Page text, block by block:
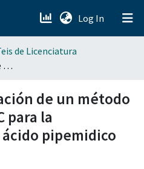
Log In (current)
de Licenciatura
Desarrollo y validación de un método analítico por HPLC para la cuantificación de ácido pipemidico en tabletas
de un método
para la
pipemidico